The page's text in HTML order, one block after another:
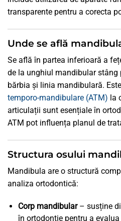
transparente pentru a corecta
Unde se află
Se află în partea inferioară a
de la unghiul mandibular stâng
bărbia și linia mandibulară.
temporo-mandibulare (ATM) la
articulații sunt esențiale în
ATM pot influența planul de
Structura osului
Mandibula are o structură
analiza ortodontică:
Corp mandibular– susține
în ortodonție pentru a